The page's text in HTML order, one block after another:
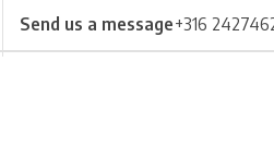
Send us a message+316